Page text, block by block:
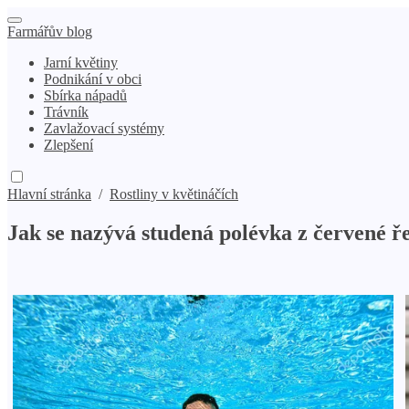
Farmářův blog
Jarní květiny
Podnikání v obci
Sbírka nápadů
Trávník
Zavlažovací systémy
Zlepšení
Hlavní stránka / Rostliny v květináčích
Jak se nazývá studená polévka z červené